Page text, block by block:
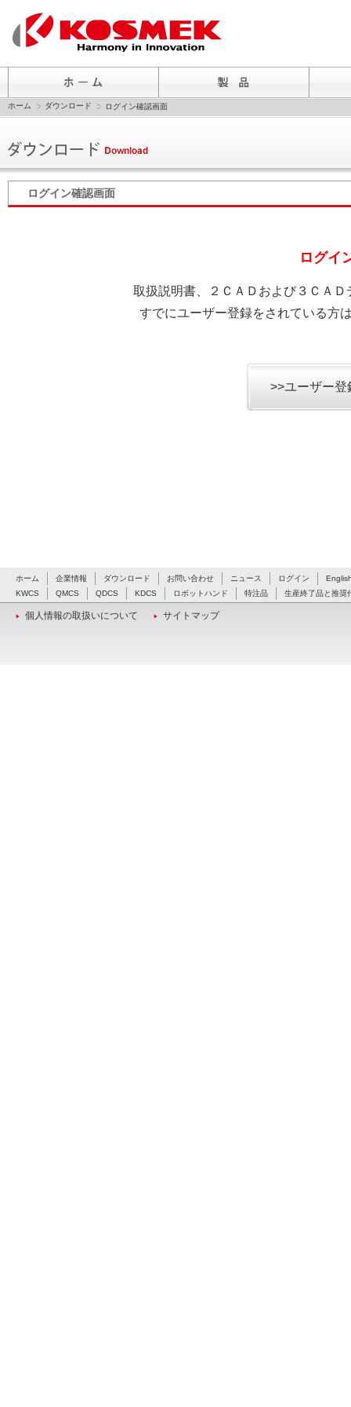
ホーム ダウンロード ログイン確認画面
ログイン確認画面
ログイ
取扱説明書、２ＣＡＤおよび３ＣＡ
すでにユーザー登録をされている方
>>ユーザー
ホーム 企業情報 ダウンロード お問い合わせ ニュース ログイン
KWCS
QMCS QDCS KDCS ロボットハンド 特注品 生産終了品と推奨
個人情報の取扱いについて サイトマップ